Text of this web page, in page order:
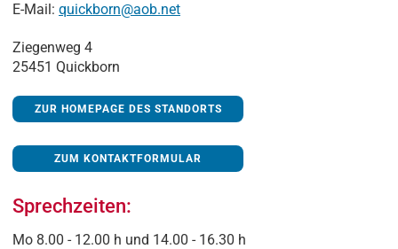
E-Mail: quickborn@aob.net
Ziegenweg 4
25451 Quickborn
ZUR HOMEPAGE DES STANDORTS
ZUM KONTAKTFORMULAR
Sprechzeiten:
Mo 8.00 - 12.00 h und 14.00 - 16.30 h